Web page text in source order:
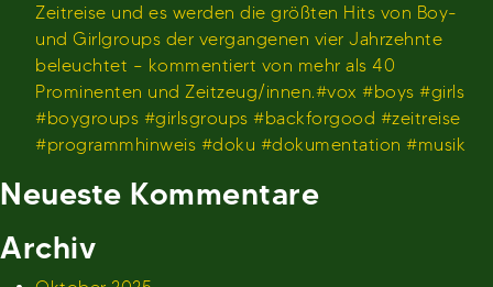
Zeitreise und es werden die größten Hits von Boy-
und Girlgroups der vergangenen vier Jahrzehnte
beleuchtet – kommentiert von mehr als 40
Prominenten und Zeitzeug/innen.#vox #boys #girls
#boygroups #girlsgroups #backforgood #zeitreise
#programmhinweis #doku #dokumentation #musik
Neueste Kommentare
Archiv